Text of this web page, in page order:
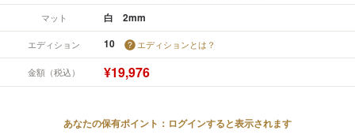
マット 白 2mm
エディション 10 エディションとは？
金額（税込） ¥19,976
あなたの保有ポイント：ログインすると表示されます